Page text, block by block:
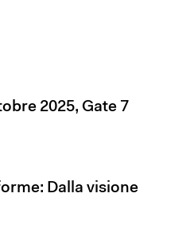
2025, Gate 7
Dalla visione